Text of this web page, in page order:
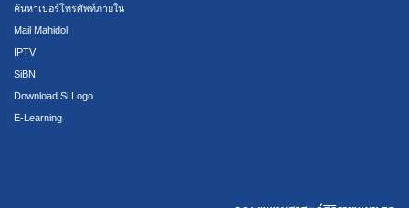
ค้นหาเบอร์โทรศัพท์ภายใน
Mail Mahidol
IPTV
SiBN
Download Si Logo
E-Learning